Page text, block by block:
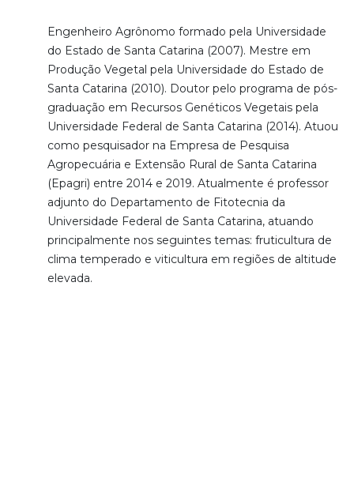
Engenheiro Agrônomo formado pela Universidade
do Estado de Santa Catarina (2007). Mestre em
Produção Vegetal pela Universidade do Estado de
Santa Catarina (2010). Doutor pelo programa de pós-
graduação em Recursos Genéticos Vegetais pela
Universidade Federal de Santa Catarina (2014). Atuou
como pesquisador na Empresa de Pesquisa
Agropecuária e Extensão Rural de Santa Catarina
(Epagri) entre 2014 e 2019. Atualmente é professor
adjunto do Departamento de Fitotecnia da
Universidade Federal de Santa Catarina, atuando
principalmente nos seguintes temas: fruticultura de
clima temperado e viticultura em regiões de altitude
elevada.